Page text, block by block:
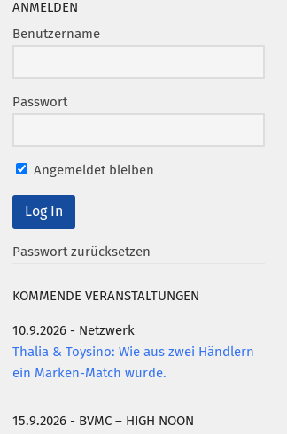
ANMELDEN
Benutzername
Passwort
Angemeldet bleiben
Passwort zurücksetzen
KOMMENDE VERANSTALTUNGEN
10.9.2026 - Netzwerk
Thalia & Toysino: Wie aus zwei Händlern
ein Marken-Match wurde.
15.9.2026 - BVMC – HIGH NOON